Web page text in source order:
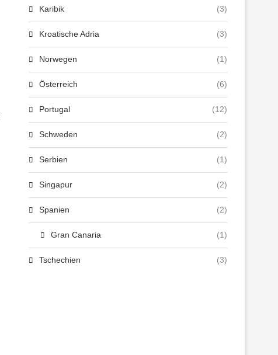
Karibik (3)
Kroatische Adria (3)
Norwegen (1)
Österreich (6)
Portugal (12)
Schweden (2)
Serbien (1)
Singapur (2)
Spanien (2)
Gran Canaria (1)
Tschechien (3)